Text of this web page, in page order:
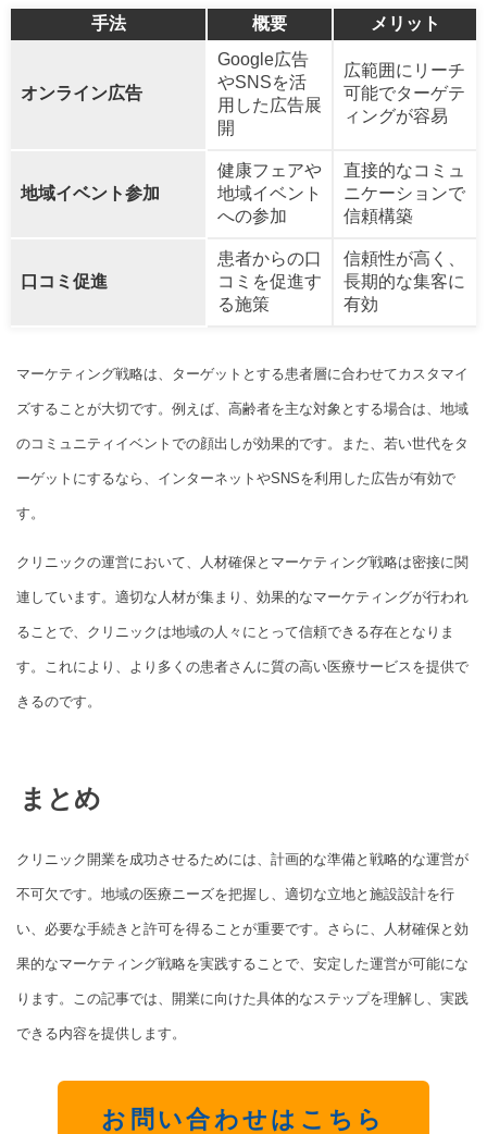
手法 概要 メリット
オンライン広告
Google広告
やSNSを活
用した広告展
開
広範囲にリーチ
可能でターゲテ
ィングが容易
地域イベント参加
健康フェアや
地域イベント
への参加
直接的なコミュ
ニケーションで
信頼構築
口コミ促進
患者からの口
コミを促進す
る施策
信頼性が高く、
長期的な集客に
有効
マーケティング戦略は、ターゲットとする患者層に合わせてカスタマイ
ズすることが大切です。例えば、高齢者を主な対象とする場合は、地域
のコミュニティイベントでの顔出しが効果的です。また、若い世代をタ
ーゲットにするなら、インターネットやSNSを利用した広告が有効で
す。
クリニックの運営において、人材確保とマーケティング戦略は密接に関
連しています。適切な人材が集まり、効果的なマーケティングが行われ
ることで、クリニックは地域の人々にとって信頼できる存在となりま
す。これにより、より多くの患者さんに質の高い医療サービスを提供で
きるのです。
まとめ
クリニック開業を成功させるためには、計画的な準備と戦略的な運営が
不可欠です。地域の医療ニーズを把握し、適切な立地と施設設計を行
い、必要な手続きと許可を得ることが重要です。さらに、人材確保と効
果的なマーケティング戦略を実践することで、安定した運営が可能にな
ります。この記事では、開業に向けた具体的なステップを理解し、実践
できる内容を提供します。
お問い合わせはこちら